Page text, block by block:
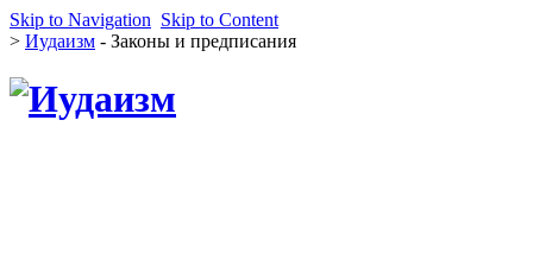
Skip to Navigation Skip to Content
> Иудаизм - Законы и предписания